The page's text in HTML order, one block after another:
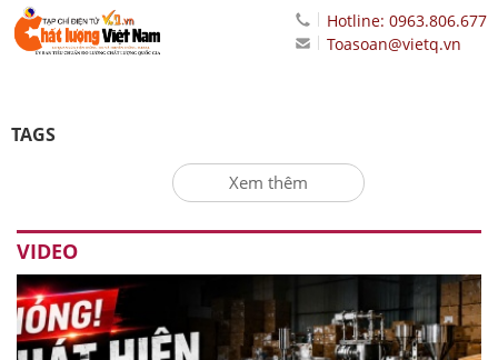
Hotline: 0963.806.677
Toasoan@vietq.vn
TAGS
Xem thêm
VIDEO